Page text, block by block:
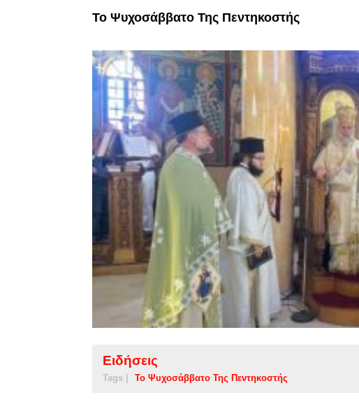
Το Ψυχοσάββατο Της Πεντηκοστής
Ειδήσεις
Tags | Το Ψυχοσάββατο Της Πεντηκοστής